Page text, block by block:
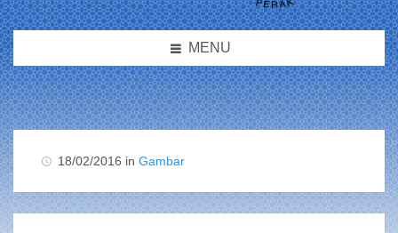
MENU
18/02/2016 in Gambar